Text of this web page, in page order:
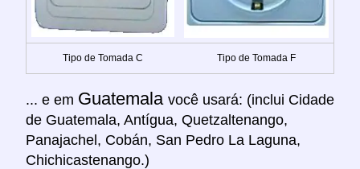
Tipo de Tomada C Tipo de Tomada F
... e em Guatemala você usará: (inclui Cidade
de Guatemala, Antígua, Quetzaltenango,
Panajachel, Cobán, San Pedro La Laguna,
Chichicastenango.)